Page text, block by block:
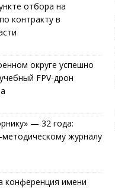
отбора на
контракту в
округе успешно
FPV-дрон
— 32 года:
журналу
конференция имени